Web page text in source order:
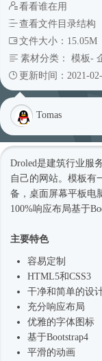
看看谁在用
查看文件目录结构
文件大小：15.05M
素材分类： 模板-
更新时间：2021-
Tomas
Droled是建筑行业服
自己的网站。模板有
备，桌面屏幕平板电
100%响应布局基于
主要特色
容易定制
HTML5和CSS3
干净和简单的设
充分响应布局
优雅的字体图标
基于Bootstrap4
平滑的动画